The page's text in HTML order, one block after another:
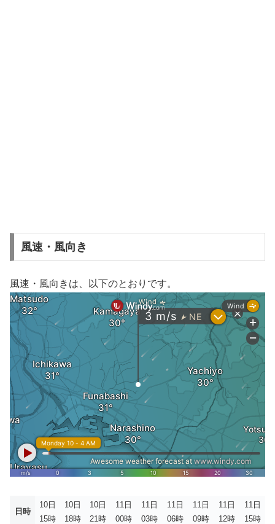
風速・風向き
風速・風向きは、以下のとおりです。
日時
10日
15時
10日
18時
10日
21時
11日
00時
11日
03時
11日
06時
11日
09時
11日
12時
11日
15時